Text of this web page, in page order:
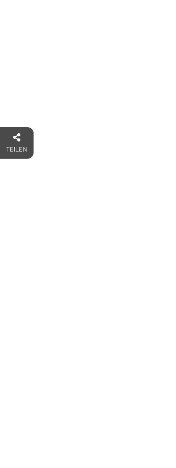
TEILEN